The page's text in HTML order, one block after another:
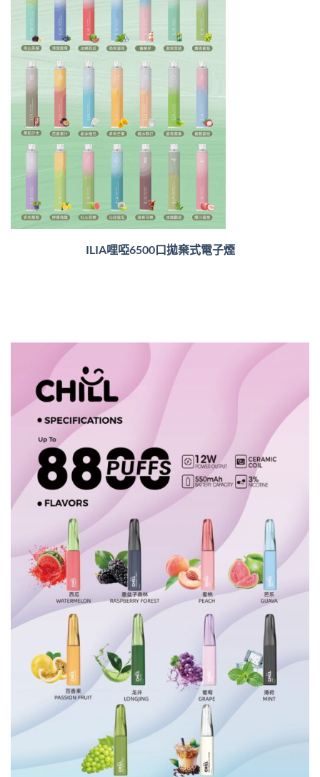
ILIA哩啞6500口拋棄式電子煙